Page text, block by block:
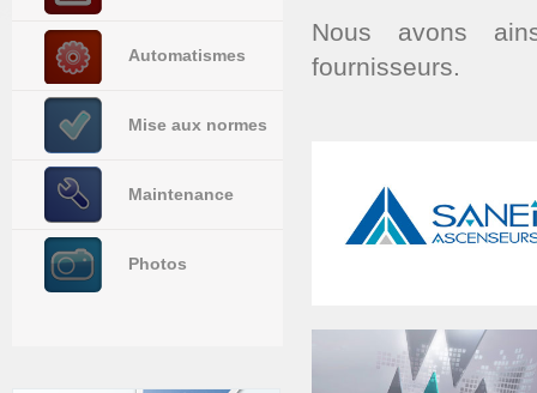
Nous avons
fournisseurs.
Automatismes
Mise aux normes
Maintenance
Photos